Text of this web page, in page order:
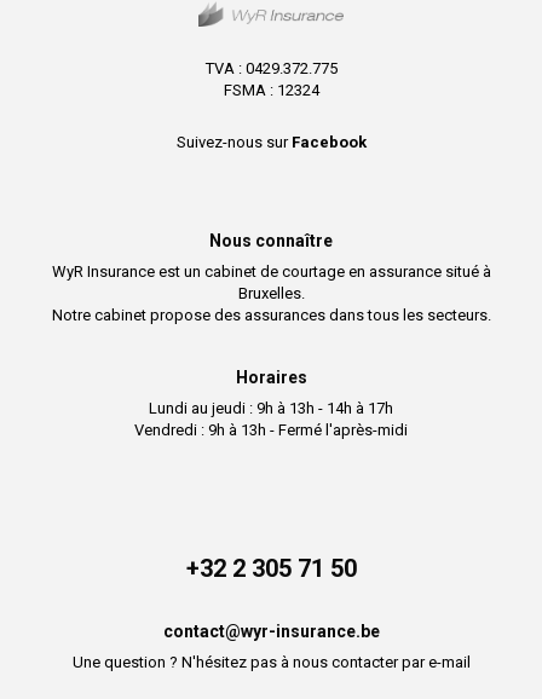
TVA : 0429.372.775
FSMA : 12324
Suivez-nous sur Facebook
Nous connaître
WyR Insurance est un cabinet de courtage en assurance situé à
Bruxelles.
Notre cabinet propose des assurances dans tous les secteurs.
Horaires
Lundi au jeudi : 9h à 13h - 14h à 17h
Vendredi : 9h à 13h - Fermé l'après-midi
+32 2 305 71 50
contact@wyr-insurance.be
Une question ? N'hésitez pas à nous contacter par e-mail